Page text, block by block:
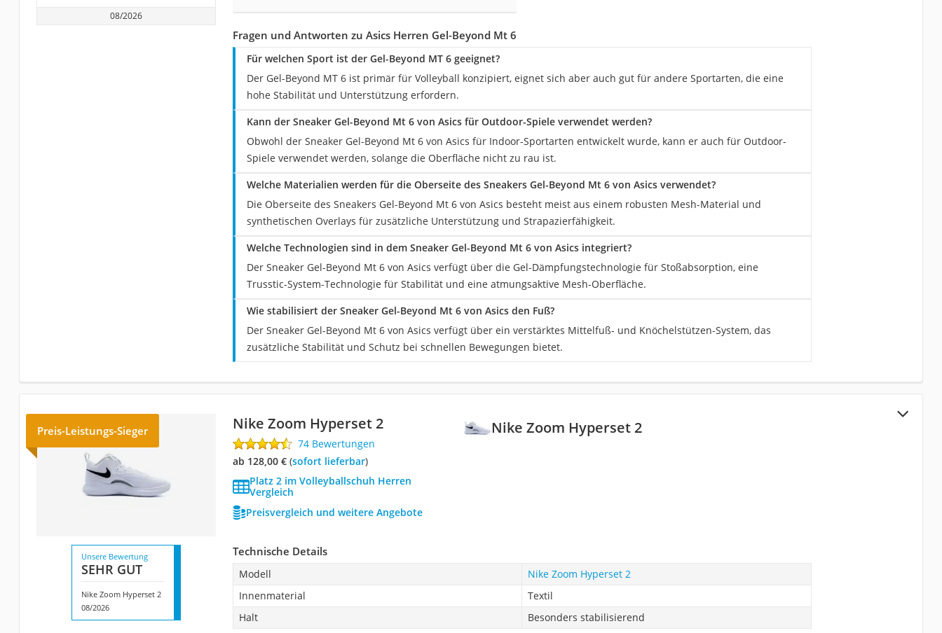
08/2026
Fragen und Antworten zu Asics Herren Gel-Beyond Mt 6
Für welchen Sport ist der Gel-Beyond MT 6 geeignet?
Der Gel-Beyond MT 6 ist primär für Volleyball konzipiert, eignet sich aber auch gut für andere Sportarten, die eine
hohe Stabilität und Unterstützung erfordern.
Kann der Sneaker Gel-Beyond Mt 6 von Asics für Outdoor-Spiele verwendet werden?
Obwohl der Sneaker Gel-Beyond Mt 6 von Asics für Indoor-Sportarten entwickelt wurde, kann er auch für Outdoor-
Spiele verwendet werden, solange die Oberfläche nicht zu rau ist.
Welche Materialien werden für die Oberseite des Sneakers Gel-Beyond Mt 6 von Asics verwendet?
Die Oberseite des Sneakers Gel-Beyond Mt 6 von Asics besteht meist aus einem robusten Mesh-Material und
synthetischen Overlays für zusätzliche Unterstützung und Strapazierfähigkeit.
Welche Technologien sind in dem Sneaker Gel-Beyond Mt 6 von Asics integriert?
Der Sneaker Gel-Beyond Mt 6 von Asics verfügt über die Gel-Dämpfungstechnologie für Stoßabsorption, eine
Trusstic-System-Technologie für Stabilität und eine atmungsaktive Mesh-Oberfläche.
Wie stabilisiert der Sneaker Gel-Beyond Mt 6 von Asics den Fuß?
Der Sneaker Gel-Beyond Mt 6 von Asics verfügt über ein verstärktes Mittelfuß- und Knöchelstützen-System, das
zusätzliche Stabilität und Schutz bei schnellen Bewegungen bietet.
Nike Zoom Hyperset 2
Preis-Leistungs-Sieger Nike Zoom Hyperset 2
74 Bewertungen
ab 128,00 €( Sofort lieferbar)
Platz 2 im Volleyballschuh Herren
Vergleich
Preisvergleich und weitere Angebote
Unsere Bewertung
SEHR GUT
Nike Zoom Hyperset 2
08/2026
Technische Details
Modell
Nike Zoom Hyperset 2
Innenmaterial
Textil
Halt
Besonders stabilisierend